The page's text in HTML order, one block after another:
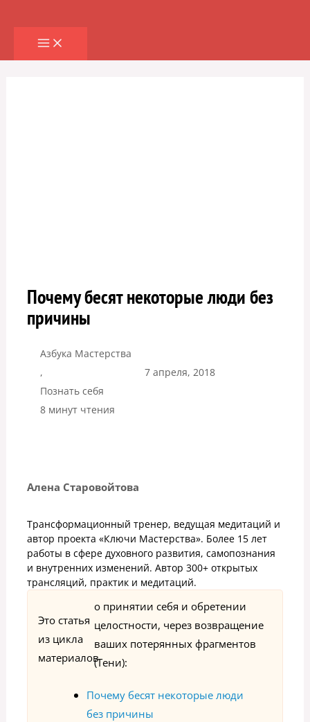
содержимому
Почему бесят некоторые люди без
причины
Азбука Мастерства
,
Познать себя
7 апреля, 2018
8 минут чтения
Алена Старовойтова
Трансформационный тренер, ведущая медитаций и
автор проекта «Ключи Мастерства». Более 15 лет
работы в сфере духовного развития, самопознания
и внутренних изменений. Автор 300+ открытых
трансляций, практик и медитаций.
Это статья
из цикла
материалов
о принятии себя и обретении
целостности, через возвращение
ваших потерянных фрагментов
(Тени):
Почему бесят некоторые люди
без причины